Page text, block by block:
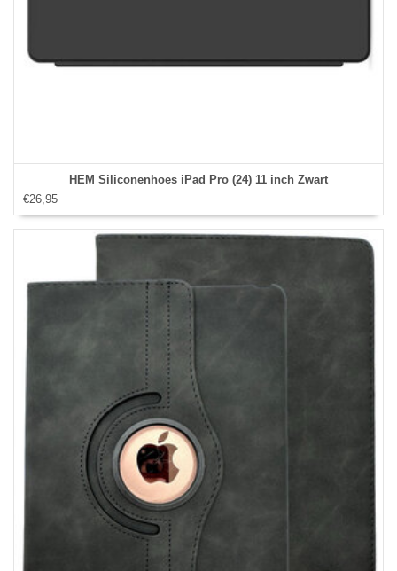
HEM Siliconenhoes iPad Pro (24) 11 inch Zwart
€26,95